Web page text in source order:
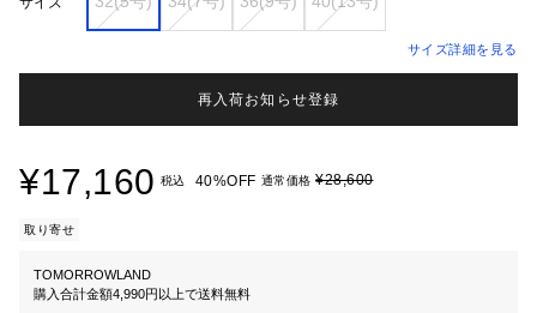
サイズ詳細を見る
再入荷お知らせ登録
¥17,160 税込 40%OFF 通常価格 ¥28,600
取り寄せ
TOMORROWLAND
購入合計金額4,990円以上で送料無料